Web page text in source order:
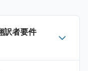
訳者要件